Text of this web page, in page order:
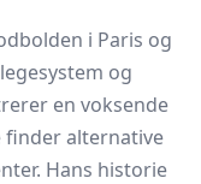
i Paris og
og
en voksende
alternative
Hans historie